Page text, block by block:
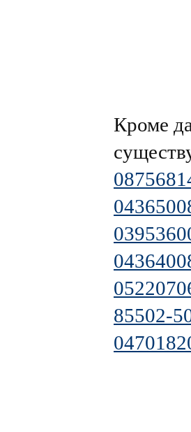
Кроме
85502-